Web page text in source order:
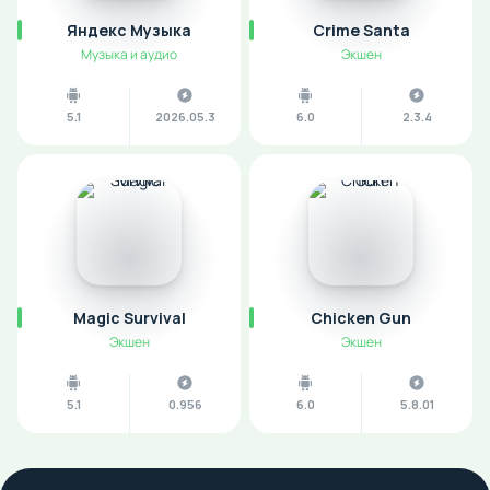
Яндекс Музыка
Музыка и аудио
5.1 2026.05.3
Crime Santa
Экшен
6.0 2.3.4
Magic Survival
Экшен
5.1 0.956
Chicken Gun
Экшен
6.0 5.8.01